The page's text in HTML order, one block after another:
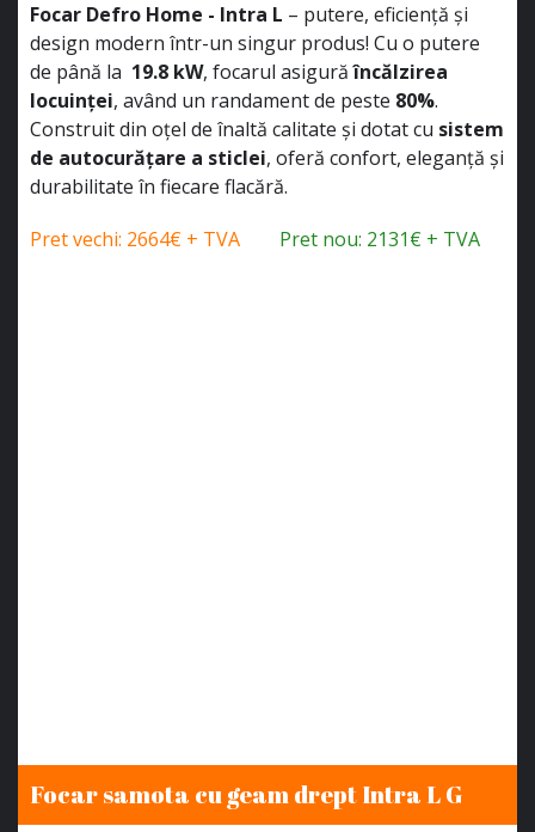
Focar Defro Home - Intra L – putere, eficiență și
design modern într-un singur produs! Cu o putere
de până la 19.8 kW, focarul asigurăîncălzirea
locuinței, având un randament de peste 80%.
Construit din oțel de înaltă calitate și dotat cu sistem
de autocurățare a sticlei, oferă confort, eleganță și
durabilitate în fiecare flacără.
Pret vechi: 2664€ + TVA
Pret nou: 2131€ + TVA
Focar samota cu geam drept Intra L G